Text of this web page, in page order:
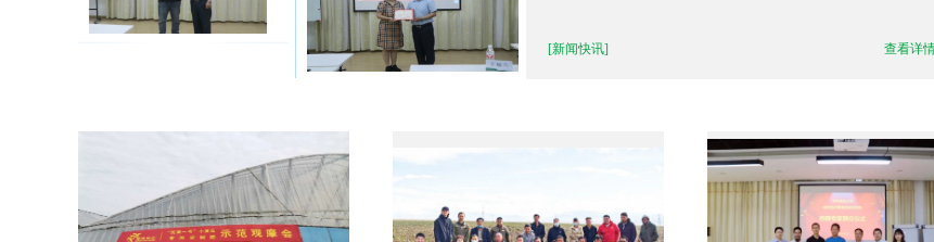
[新闻快讯] 查看详